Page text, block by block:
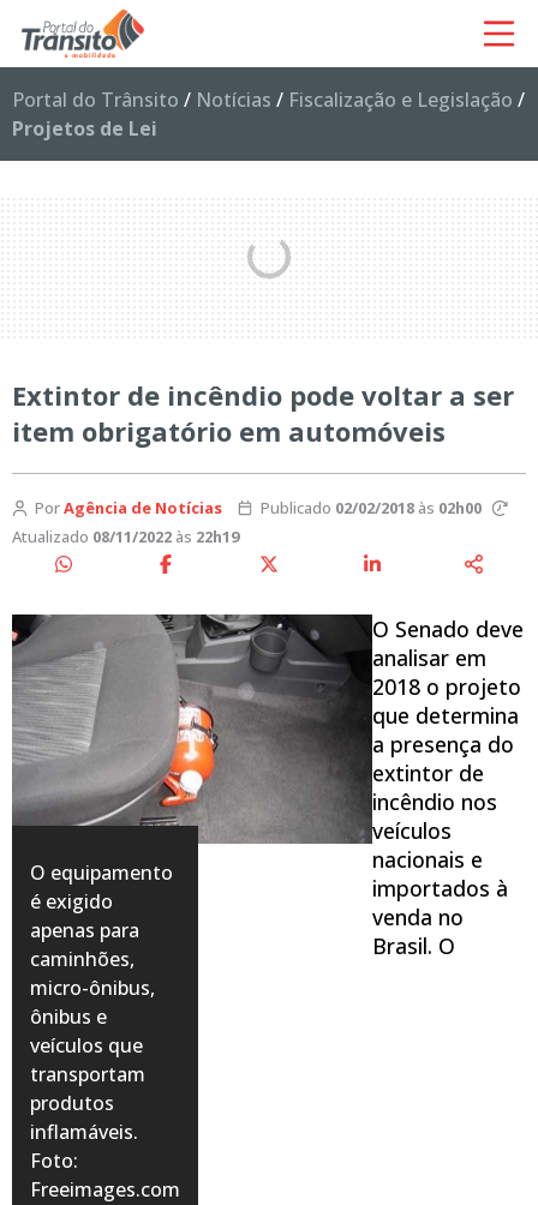
Portal do Trânsito / Notícias / Fiscalização e Legislação /
Projetos de Lei
Extintor de incêndio pode voltar a ser
item obrigatório em automóveis
PorAgência de Notícias Publicado 02/02/2018às 02h00
Atualizado 08/11/2022 às 22h19
O equipamento
é exigido
apenas para
caminhões,
micro-ônibus,
ônibus e
veículos que
transportam
produtos
inflamáveis.
Foto:
Freeimages.com
O Senado deve
analisar em
2018 o projeto
que determina
a presença do
extintor de
incêndio nos
veículos
nacionais e
importados à
venda no
Brasil. O